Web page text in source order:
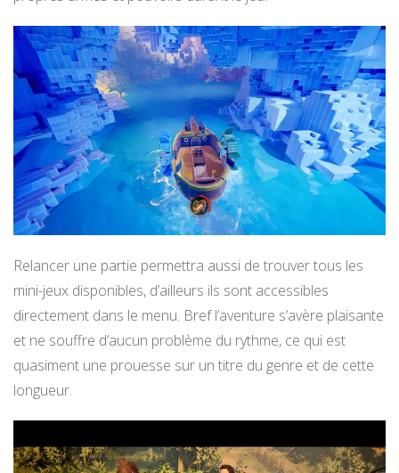
Relancer une partie permettra aussi de trouver tous les
mini-jeux disponibles, d’ailleurs ils sont accessibles
directement dans le menu. Bref l’aventure s’avère plaisante
et ne souffre d’aucun problème du rythme, ce qui est
quasiment une prouesse sur un titre du genre et de cette
longueur.